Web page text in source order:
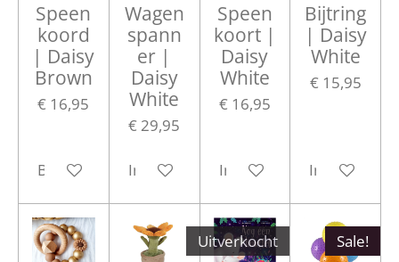
Speen
koord
| Daisy
Brown
€ 16,95
Bekijk details
Wagen
spann
er |
Daisy
White
€ 29,95
In winkelwagen
Speen
koort |
Daisy
White
€ 16,95
In winkelwagen
Bijtring
| Daisy
White
€ 15,95
In
Uitverkocht Sale!